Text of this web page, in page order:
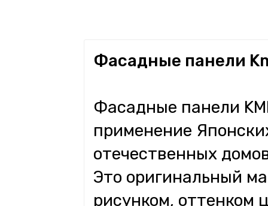
Фасадные панели
Фасадные панели
применение
отечественных
Это оригинальный
рисунком, оттенком